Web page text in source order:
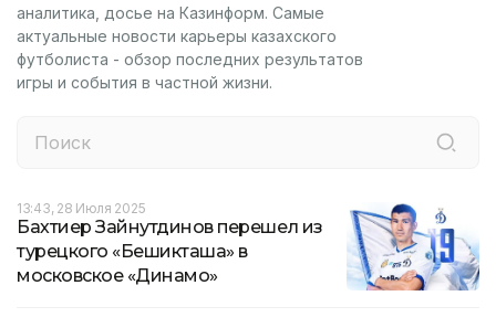
аналитика, досье на Казинформ. Самые
актуальные новости карьеры казахского
футболиста - обзор последних результатов
игры и события в частной жизни.
13:43, 28 Июля 2025
Бахтиер Зайнутдинов перешел из
турецкого «Бешикташа» в
московское «Динамо»